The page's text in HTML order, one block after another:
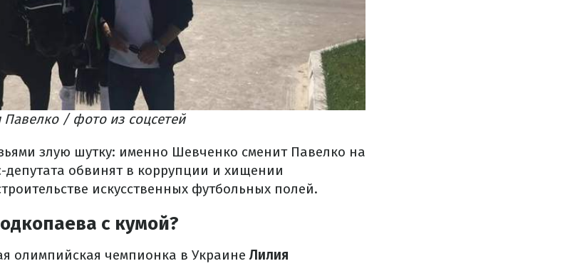
/ фото из соцсетей
злую шутку: именно Шевченко сменит Павелко на
депутата обвинят в коррупции и хищении
искусственных футбольных полей.
с кумой?
олимпийская чемпионка в Украине Лилия